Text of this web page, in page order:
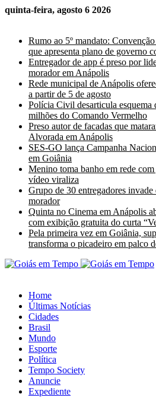
quinta-feira, agosto 6 2026
Rumo ao 5º mandato:
que apresenta plano de governo
Entregador de app é preso por
morador em Anápolis
Rede municipal de Anápolis
a partir de 5 de agosto
Polícia Civil desarticula esquema
milhões do Comando Vermelho
Preso autor de facadas que
Alvorada em Anápolis
SES-GO lança Campanha
em Goiânia
Menino toma banho em rede
vídeo viraliza
Grupo de 30 entregadores
morador
Quinta no Cinema em Anápolis
com exibição gratuita do curta
Pela primeira vez em Goiânia,
transforma o picadeiro em palco
Home
Últimas Notícias
Cidades
Brasil
Mundo
Esporte
Política
Tempo Society
Anuncie
Expediente